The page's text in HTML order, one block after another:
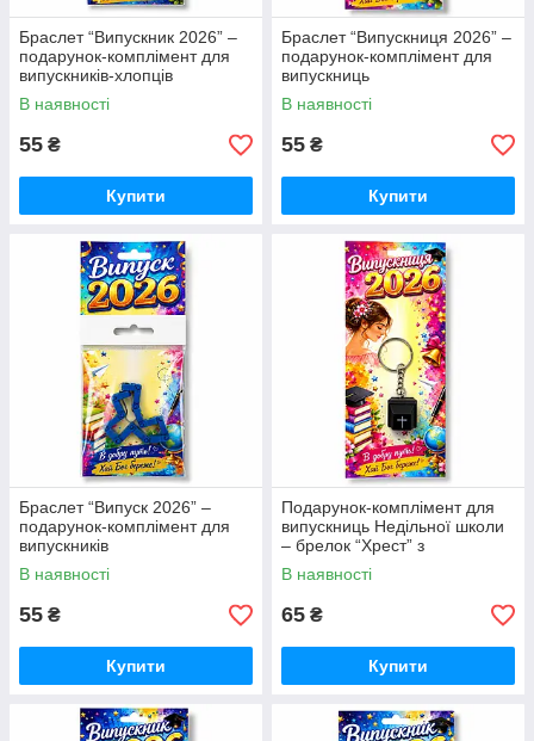
Браслет “Випускник 2026” –
подарунок-комплімент для
випускників-хлопців
В наявності
55 ₴
Купити
Браслет “Випускниця 2026” –
подарунок-комплімент для
випускниць
В наявності
55 ₴
Купити
Браслет “Випуск 2026” –
подарунок-комплімент для
випускників
В наявності
55 ₴
Купити
Подарунок-комплімент для
випускниць Недільної школи
– брелок “Хрест” з
клацаючим механізмом
В наявності
65 ₴
Купити